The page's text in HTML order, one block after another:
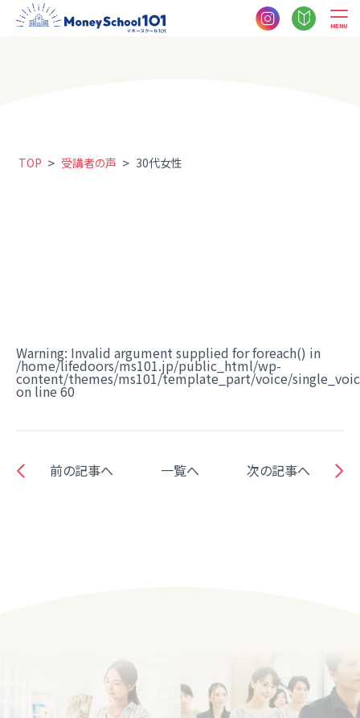
MENU
TOP > 受講者の声 > 30代女性
Warning: Invalid argument supplied for foreach() in
/home/lifedoors/ms101.jp/public_html/wp-
content/themes/ms101/template_part/voice/
on line 60
前の記事へ 一覧へ 次の記事へ